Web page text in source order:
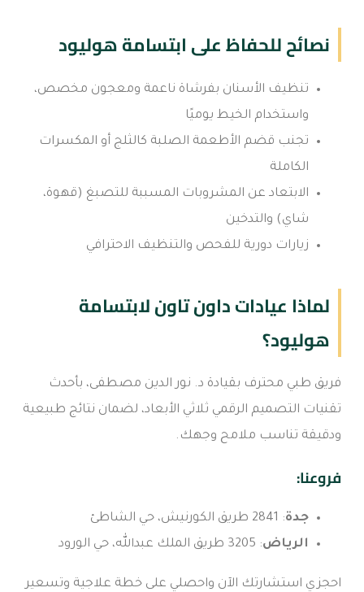
نصائح للحفاظ على ابتسامة هوليود
تنظيف الأسنان بفرشاة ناعمة ومعجون مخصص،
واستخدام الخيط يوميًا
تجنب قضم الأطعمة الصلبة كالثلج أو المكسرات
الكاملة
الابتعاد عن المشروبات المسببة للتصبغ (قهوة،
شاي) والتدخين
زيارات دورية للفحص والتنظيف الاحترافي
لماذا عيادات داون تاون لابتسامة
هوليود؟
فريق طبي محترف بقيادة د. نور الدين مصطفى، بأحدث
تقنيات التصميم الرقمي ثلاثي الأبعاد، لضمان نتائج طبيعية
ودقيقة تناسب ملامح وجهك.
فروعنا:
جدة: 2841 طريق الكورنيش، حي الشاطئ
الرياض: 3205 طريق الملك عبدالله، حي الورود
احجزي استشارتك الآن واحصلي على خطة علاجية وتسعير